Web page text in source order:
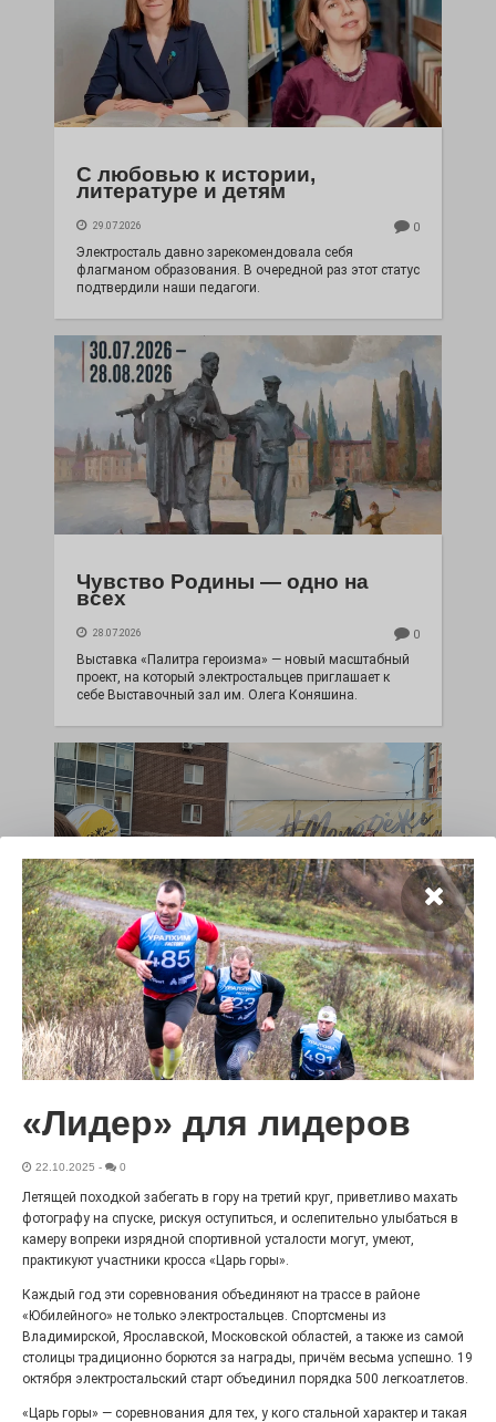
С любовью к истории,
литературе и детям
29.07.2026 0
Электросталь давно зарекомендовала себя
флагманом образования. В очередной раз этот статус
подтвердили наши педагоги.
Чувство Родины — одно на
всех
28.07.2026 0
Выставка «Палитра героизма» — новый масштабный
проект, на который электростальцев приглашает к
себе Выставочный зал им. Олега Коняшина.
«Районы-кварталы»
путешествуют по городу
27.07.2026 0
Радость в квадрате! На этой неделе электростальцев
дважды порадует проект «Районы-кварталы».
100 футов под килем!
26.07.2026 0
«Лидер» для лидеров
22.10.2025 - 0
Летящей походкой забегать в гору на третий круг, приветливо махать
фотографу на спуске, рискуя оступиться, и ослепительно улыбаться в
камеру вопреки изрядной спортивной усталости могут, умеют,
практикуют участники кросса «Царь горы».
Каждый год эти соревнования объединяют на трассе в районе
«Юбилейного» не только электростальцев. Спортсмены из
Владимирской, Ярославской, Московской областей, а также из самой
столицы традиционно борются за награды, причём весьма успешно. 19
октября электростальский старт объединил порядка 500 легкоатлетов.
«Царь горы» — соревнования для тех, у кого стальной характер и такая